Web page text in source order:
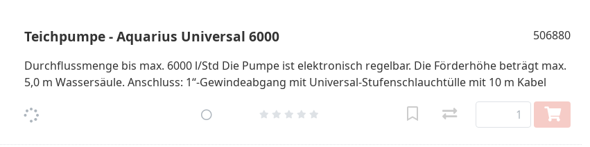
506880
Teichpumpe - Aquarius Universal 6000
Durchflussmenge bis max. 6000 l/Std Die Pumpe ist elektronisch regelbar. Die Förderhöhe beträgt max.
5,0 m Wassersäule. Anschluss: 1“-Gewindeabgang mit Universal-Stufenschlauchtülle mit 10 m Kabel